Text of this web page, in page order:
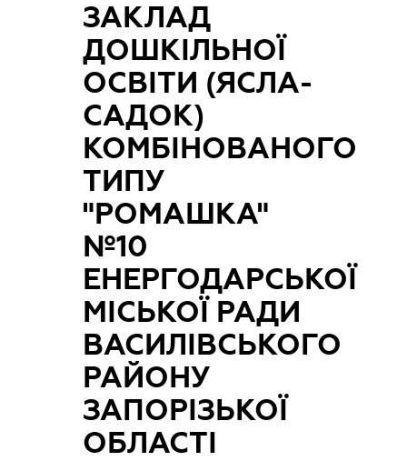
ЗАКЛАД
ДОШКІЛЬНОЇ
ОСВІТИ (ЯСЛА-
САДОК)
КОМБІНОВАНОГО
ТИПУ
"РОМАШКА"
№10
ЕНЕРГОДАРСЬКОЇ
МІСЬКОЇ РАДИ
ВАСИЛІВСЬКОГО
РАЙОНУ
ЗАПОРІЗЬКОЇ
ОБЛАСТІ